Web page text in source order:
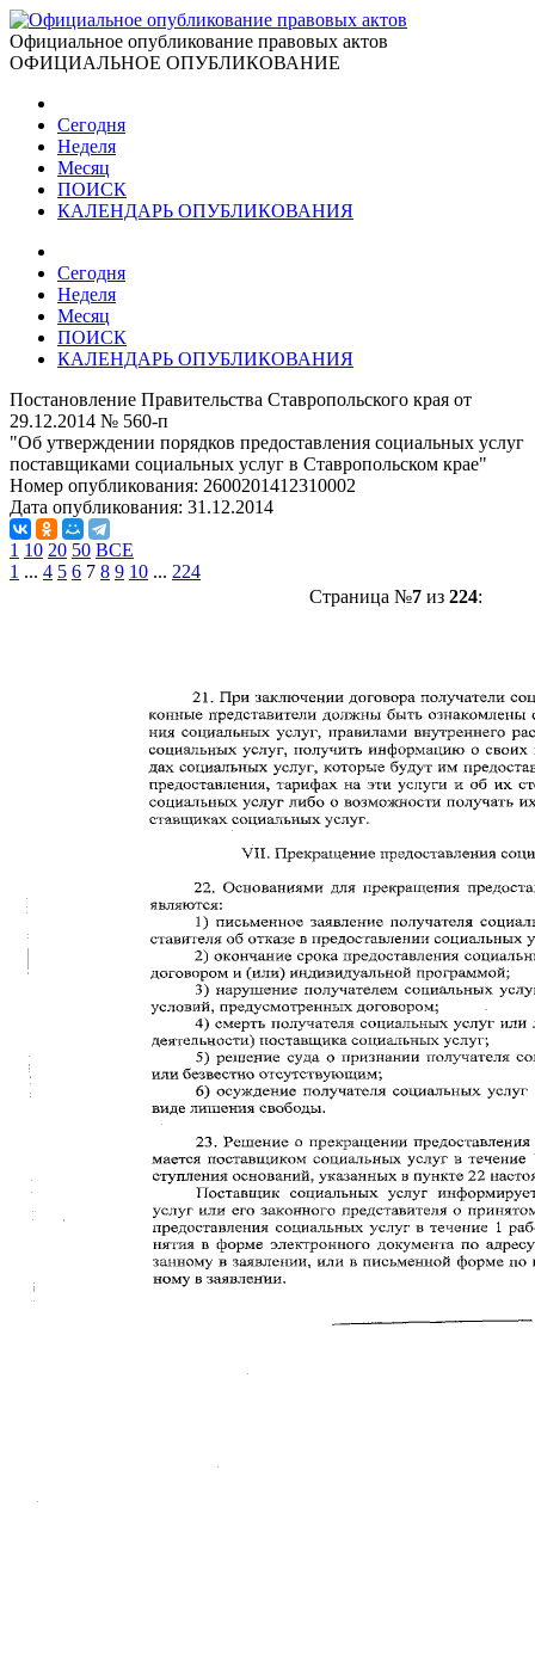
Официальное опубликование правовых актов
ОФИЦИАЛЬНОЕ ОПУБЛИКОВАНИЕ
Сегодня
Неделя
Месяц
ПОИСК
КАЛЕНДАРЬ ОПУБЛИКОВАНИЯ
Сегодня
Неделя
Месяц
ПОИСК
КАЛЕНДАРЬ ОПУБЛИКОВАНИЯ
Постановление Правительства Ставропольского края от
29.12.2014 № 560-п
"Об утверждении порядков предоставления социальных услуг
поставщиками социальных услуг в Ставропольском крае"
Номер опубликования: 2600201412310002
Дата опубликования: 31.12.2014
1 10 20 50 ВСЕ
1 ... 4 5 6 7 8 9 10 ... 224
Страница №7из 224: